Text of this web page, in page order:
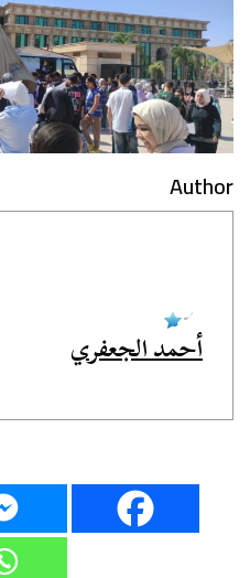
Author
أحمد الجعفري